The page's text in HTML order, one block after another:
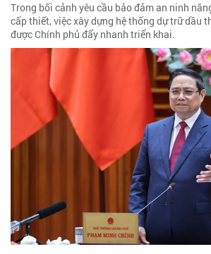
Trong bối cảnh yêu cầu bảo đảm an ninh
cấp thiết, việc xây dựng hệ thống dự trữ dầu
được Chính phủ đẩy nhanh triển khai.